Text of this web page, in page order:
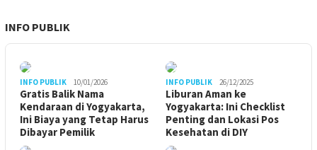
INFO PUBLIK
INFO PUBLIK 10/01/2026
Gratis Balik Nama
Kendaraan di Yogyakarta,
Ini Biaya yang Tetap Harus
Dibayar Pemilik
INFO PUBLIK 26/12/2025
Liburan Aman ke
Yogyakarta: Ini Checklist
Penting dan Lokasi Pos
Kesehatan di DIY